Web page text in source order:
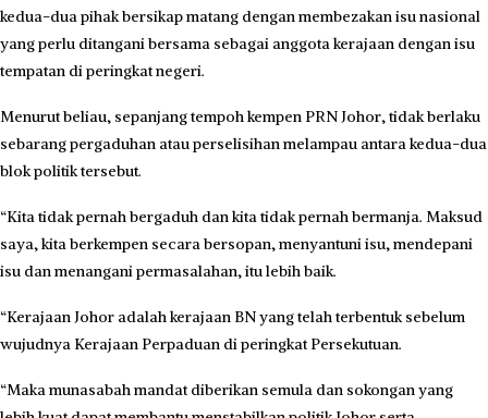
kedua-dua pihak bersikap matang dengan membezakan isu nasional
yang perlu ditangani bersama sebagai anggota kerajaan dengan isu
tempatan di peringkat negeri.
Menurut beliau, sepanjang tempoh kempen PRN Johor, tidak berlaku
sebarang pergaduhan atau perselisihan melampau antara kedua-dua
blok politik tersebut.
“Kita tidak pernah bergaduh dan kita tidak pernah bermanja. Maksud
saya, kita berkempen secara bersopan, menyantuni isu, mendepani
isu dan menangani permasalahan, itu lebih baik.
“Kerajaan Johor adalah kerajaan BN yang telah terbentuk sebelum
wujudnya Kerajaan Perpaduan di peringkat Persekutuan.
“Maka munasabah mandat diberikan semula dan sokongan yang